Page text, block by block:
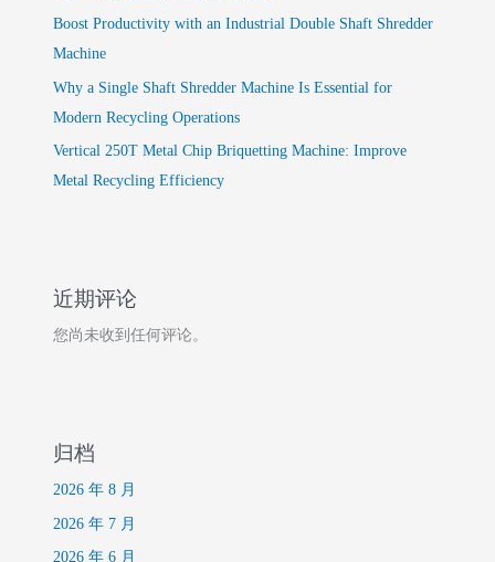
Boost Productivity with an Industrial Double Shaft Shredder
Machine
Why a Single Shaft Shredder Machine Is Essential for
Modern Recycling Operations
Vertical 250T Metal Chip Briquetting Machine: Improve
Metal Recycling Efficiency
近期评论
您尚未收到任何评论。
归档
2026 年 8 月
2026 年 7 月
2026 年 6 月